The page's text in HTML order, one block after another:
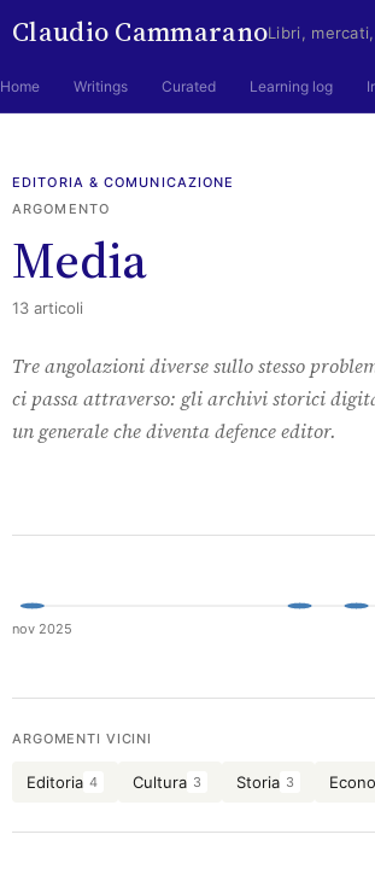
Claudio CammaranoLibri,
Home Writings Curated Learning log
EDITORIA & COMUNICAZIONE
ARGOMENTO
Media
13 articoli
Tre angolazioni diverse sullo stesso
ci passa attraverso: gli archivi storici
un generale che diventa defence editor.
nov 2025
ARGOMENTI VICINI
Editoria 4 Cultura 3 Storia 3